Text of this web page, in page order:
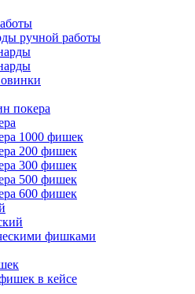
ручной работы
покера
1000 фишек
200 фишек
300 фишек
500 фишек
600 фишек
фишками
в кейсе